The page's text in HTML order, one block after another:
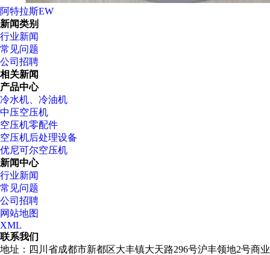
阿特拉斯EW
新闻类别
行业新闻
常见问题
公司招聘
相关新闻
产品中心
冷水机、冷油机
中压空压机
空压机零配件
空压机后处理设备
优尼可尔空压机
新闻中心
行业新闻
常见问题
公司招聘
网站地图
XML
联系我们
地址：四川省成都市新都区大丰镇大天路296号沪丰领地2号商业